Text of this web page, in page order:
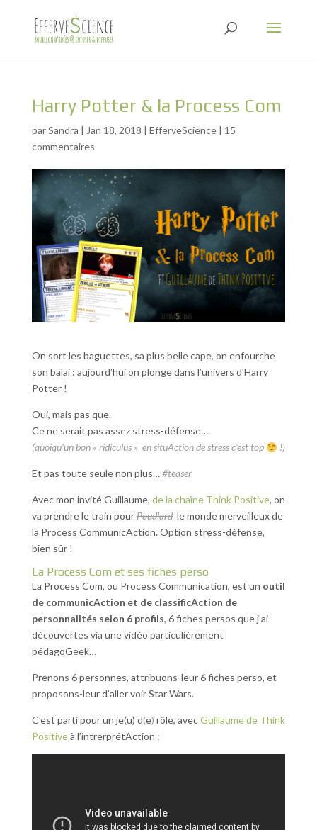
Harry Potter & la Process Com
parSandra | Jan 18, 2018 | EfferveScience| 15
commentaires
On sort les baguettes, sa plus belle cape, on enfourche
son balai : aujourd’hui on plonge dans l’univers d’Harry
Potter !
Oui, mais pas que.
Ce ne serait pas assez stress-défense….
(quoiqu’un bon « ridiculus » en situAction de stress c’est top
!)
Et pas toute seule non plus…#teaser
Avec mon invité Guillaume, de la chaîne Think Positive, on
va prendre le train pourPoudlardle monde merveilleux de
la Process CommunicAction. Option stress-défense,
bien sûr !
La Process Com et ses fiches perso
La Process Com, ou Process Communication, est un outil
de communicAction et de classificAction de
personnalités selon 6 profils, 6 fiches persos que j’ai
découvertes via une vidéo particulièrement
pédagoGeek…
Prenons 6 personnes, attribuons-leur 6 fiches perso, et
proposons-leur d’aller voir Star Wars.
C’est parti pour un je(u) d(e) rôle, avecGuillaume de Think
Positiveà l’intrerprétAction :